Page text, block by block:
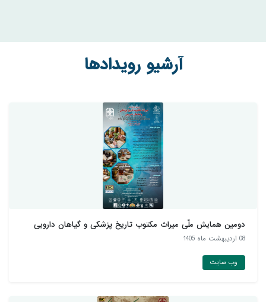
آرشیو رویدادها
دومین همایش ملّی میراث مکتوب تاریخ پزشکی و گیاهان دارويی
08 ارديبهشت ماه 1405
وب سایت